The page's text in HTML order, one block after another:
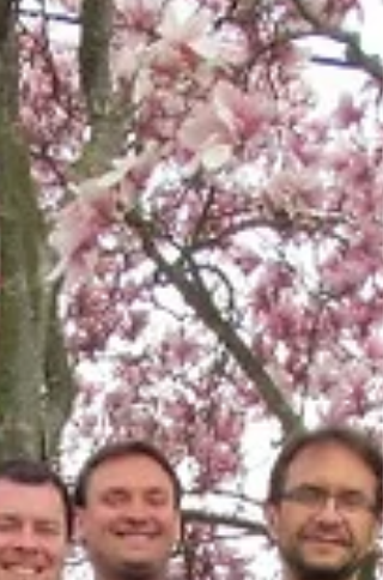
Minoritské misie:
Radosť z Afriky
Minoriti v africkej Keni sa tešia z kňazskej
vysviacky i zo vzniku samostatnej rehoľnej
provincie.